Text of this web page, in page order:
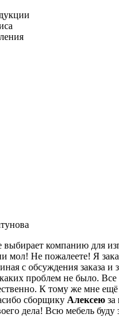
выбирает компанию для
мол! Не пожалеете! Я
с обсуждения заказа и
проблем не было. Все
К тому же мне ещё
сборщику Алексею
дела! Всю мебель буду